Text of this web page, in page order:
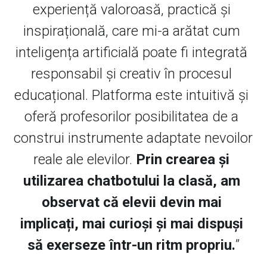
experiență valoroasă, practică și
inspirațională, care mi-a arătat cum
inteligența artificială poate fi integrată
responsabil și creativ în procesul
educațional. Platforma este intuitivă și
oferă profesorilor posibilitatea de a
construi instrumente adaptate nevoilor
reale ale elevilor. Prin crearea și
utilizarea chatbotului la clasă, am
observat că elevii devin mai
implicați, mai curioși și mai dispuși
să exerseze într-un ritm propriu.”